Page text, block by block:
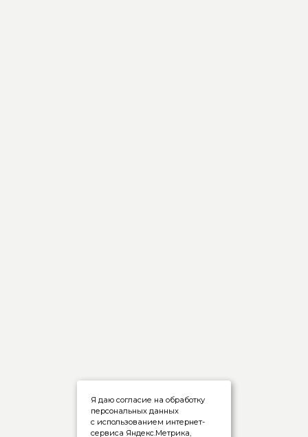
Я даю согласие на обработку
персональных данных
с использованием интернет-
сервиса Яндекс.Метрика,